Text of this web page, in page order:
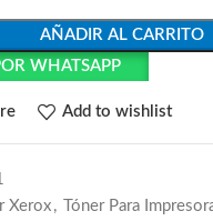
AÑADIR AL CARRITO
WHATSAPP
Add to wishlist
Xerox , Tóner Para